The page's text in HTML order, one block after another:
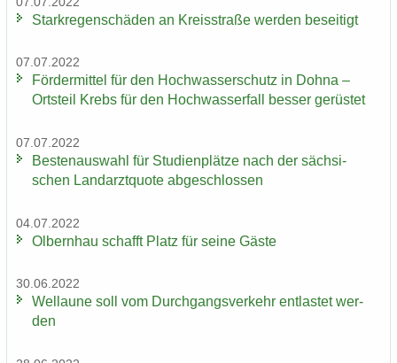
Stark­re­gen­schä­den an Kreis­stra­ße wer­den be­sei­tigt
07.07.2022
För­der­mit­tel für den Hoch­was­ser­schutz in Dohna –
Orts­teil Krebs für den Hoch­was­ser­fall bes­ser ge­rüs­tet
07.07.2022
Bes­ten­aus­wahl für Stu­di­en­plät­ze nach der säch­si­
schen Land­arzt­quo­te ab­ge­schlos­sen
04.07.2022
Ol­bern­hau schafft Platz für seine Gäste
30.06.2022
Wel­lau­ne soll vom Durch­gangs­ver­kehr ent­las­tet wer­
den